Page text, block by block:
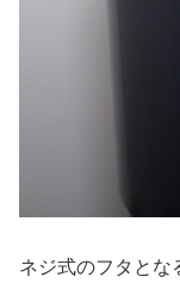
ネジ式のフタとな